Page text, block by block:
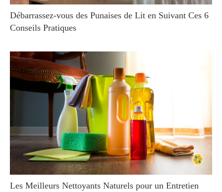
Débarrassez-vous des Punaises de Lit en Suivant Ces 6
Conseils Pratiques
Les Meilleurs Nettoyants Naturels pour un Entretien